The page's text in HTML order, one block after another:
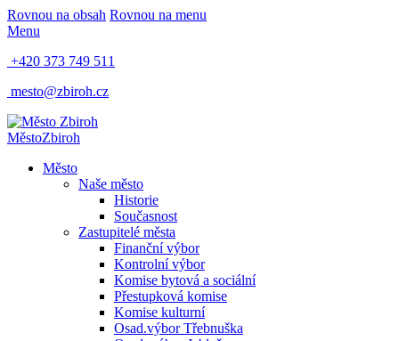
Rovnou na obsah Rovnou na menu
Menu
+420 373 749 511
mesto@zbiroh.cz
MěstoZbiroh
Město
Naše město
Historie
Současnost
Zastupitelé města
Finanční výbor
Kontrolní výbor
Komise bytová a sociální
Přestupková komise
Komise kulturní
Osad.výbor Třebnuška